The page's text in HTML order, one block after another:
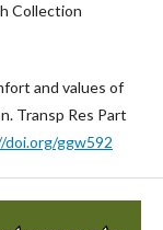
Collection
and values of
Transp Res Part
ggw592